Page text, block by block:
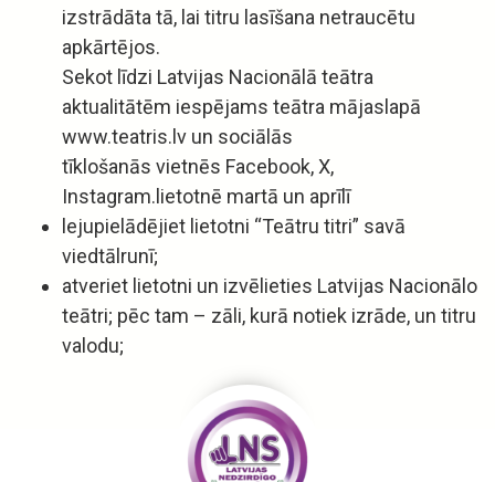
izstrādāta tā, lai titru lasīšana netraucētu
apkārtējos.
Sekot līdzi Latvijas Nacionālā teātra
aktualitātēm iespējams teātra mājaslapā
www.teatris.lv un sociālās
tīklošanās vietnēs Facebook, X,
Instagram.lietotnē martā un aprīlī
lejupielādējiet lietotni “Teātru titri” savā
viedtālrunī;
atveriet lietotni un izvēlieties Latvijas Nacionālo
teātri; pēc tam – zāli, kurā notiek izrāde, un titru
valodu;